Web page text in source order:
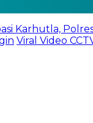
Karhutla,
Viral Video